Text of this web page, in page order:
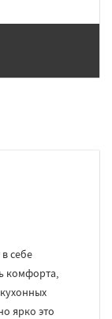
себе
комфорта,
ярко это